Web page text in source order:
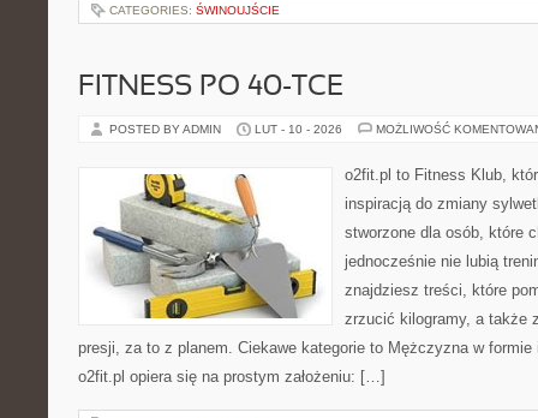
CATEGORIES: ŚWINOUJŚCIE
FITNESS PO 40-TCE
POSTED BY ADMIN LUT - 10 - 2026 MOŻLIWOŚĆ
o2fit.pl to Fitness Klub,
inspiracją do zmiany
stworzone dla osób, które
jednocześnie nie lubią
znajdziesz treści, które
zrzucić kilogramy, a także
presji, za to z planem. Ciekawe kategorie to Mężczyzna w
o2fit.pl opiera się na prostym założeniu: […]